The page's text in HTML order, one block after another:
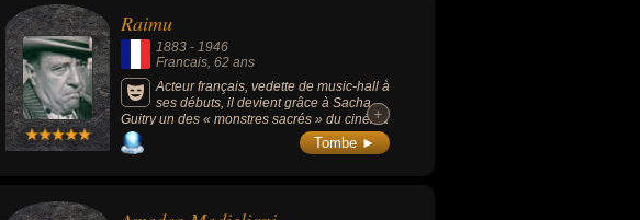
qui concerne leurs nationalités au moment de leurs
par exemple.Raimu
1883 -1946
Francais, 62 ans
Acteur français, vedette de music-hall à
ses débuts, il devient grâce à Sacha
Guitry un des « monstres sacrés » du cinéma
français des années 1930 et de la première
moitié des années 1940, devenant
+
+
Tombe ►